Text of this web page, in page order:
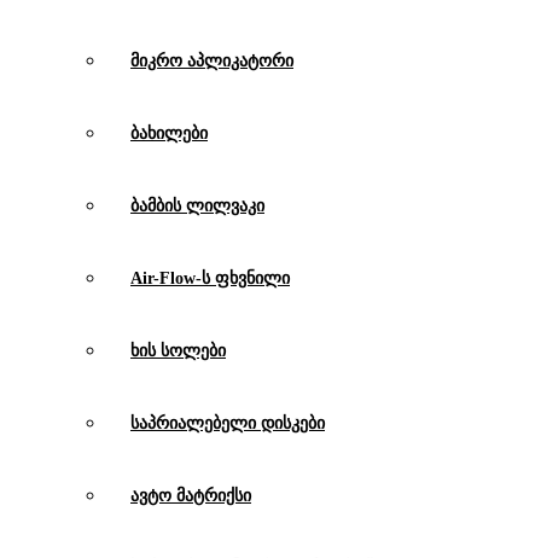
მიკრო აპლიკატორი
ბახილები
ბამბის ლილვაკი
Air-Flow-ს ფხვნილი
ხის სოლები
საპრიალებელი დისკები
ავტო მატრიქსი